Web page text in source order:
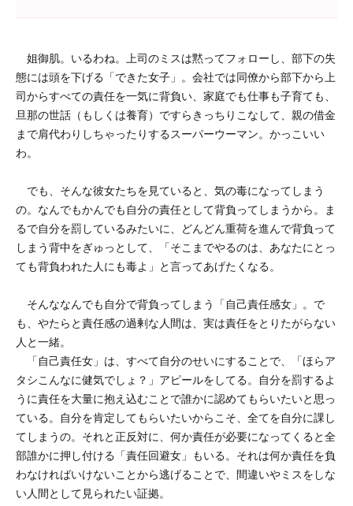
姐御肌。いるわね。上司のミスは黙ってフォローし、部下の失
態には頭を下げる「できた女子」。会社では同僚から部下から上
司からすべての責任を一気に背負い、家庭でも仕事も子育ても、
旦那の世話（もしくは養育）ですらきっちりこなして、親の借金
まで肩代わりしちゃったりするスーパーウーマン。かっこいい
わ。
でも、そんな彼女たちを見ていると、気の毒になってしまう
の。なんでもかんでも自分の責任として背負ってしまうから。ま
るで自分を罰しているみたいに、どんどん重荷を進んで背負って
しまう背中をぎゅっとして、「そこまでやるのは、あなたにとっ
ても背負われた人にも毒よ」と言ってあげたくなる。
そんななんでも自分で背負ってしまう「自己責任感女」。で
も、やたらと責任感の過剰な人間は、実は責任をとりたがらない
人と一緒。
「自己責任女」は、すべて自分のせいにすることで、「ほらア
タシこんなに健気でしょ？」アピールをしてる。自分を罰するよ
うに責任を大量に抱え込むことで誰かに認めてもらいたいと思っ
ている。自分を肯定してもらいたいからこそ、全てを自分に課し
てしまうの。それと正反対に、何か責任が必要になってくると全
部誰かに押し付ける「責任回避女」もいる。それは何か責任を負
わなければいけないことから逃げることで、間違いやミスをしな
い人間として見られたい証拠。